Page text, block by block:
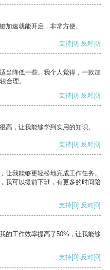
加速就能开启，非常方便。
支持[0] 反对[0]
当降低一些。我个人觉得，一款加
合理。
支持[0] 反对[0]
高，让我能够学到实用的知识。
支持[0] 反对[0]
让我能够更轻松地完成工作任务。
我可以提前下班，有更多的时间陪
支持[0] 反对[0]
的工作效率提高了50%，让我能够
支持[0] 反对[0]